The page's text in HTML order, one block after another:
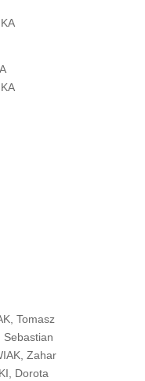
Tomasz
Sebastian
Zahar
Dorota